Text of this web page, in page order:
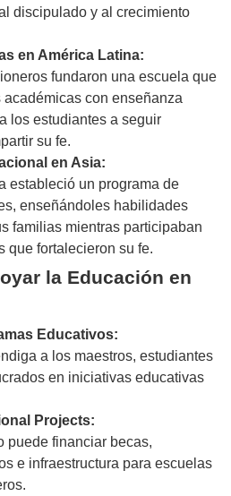
discipulado y al crecimiento
en América Latina:
fundaron una escuela que
con enseñanza
los estudiantes a seguir
su fe.
en Asia:
estableció un programa de
enseñándoles habilidades
familias mientras participaban
que fortalecieron su fe.
la Educación en
Educativos:
a los maestros, estudiantes
en iniciativas educativas
Projects:
puede financiar becas,
e infraestructura para escuelas